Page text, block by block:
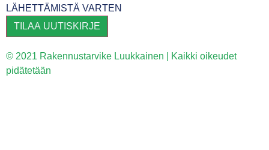
LÄHETTÄMISTÄ VARTEN
TILAA UUTISKIRJE
© 2021 Rakennustarvike Luukkainen | Kaikki oikeudet
pidätetään